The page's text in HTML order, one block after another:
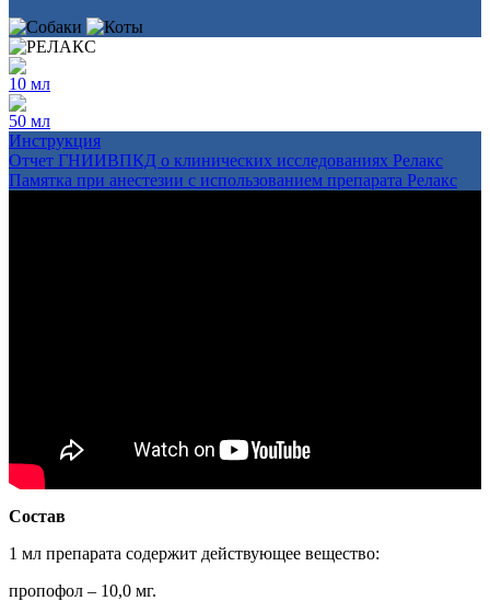
10 мл
50 мл
Инструкция
Отчет ГНИИВПКД о клинических исследованиях Релакс
Памятка при анестезии с использованием препарата Релакс
Состав
1 мл препарата содержит действующее вещество:
пропофол – 10,0 мг.